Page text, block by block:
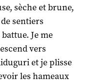
sèche et brune,
sentiers
Je me
vers
et je plisse
les hameaux